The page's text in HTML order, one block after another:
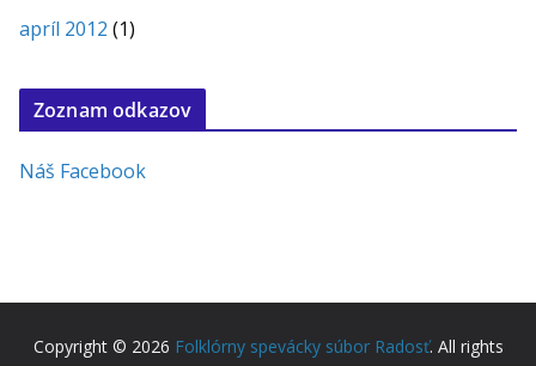
apríl 2012 (1)
Zoznam odkazov
Náš Facebook
Copyright © 2026 Folklórny spevácky súbor Radosť. All rights